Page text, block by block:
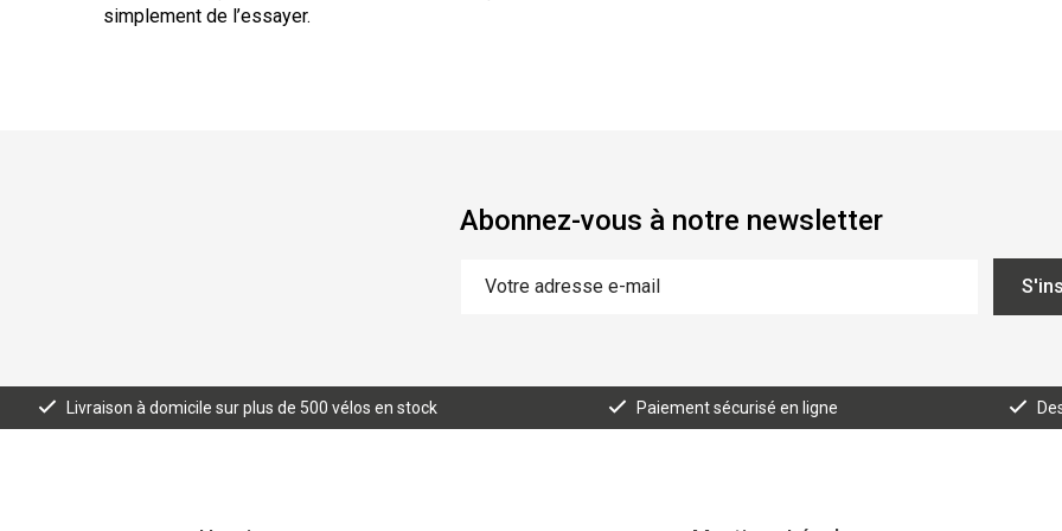
simplement de l’essayer.
Abonnez-vous à notre newsletter
Livraison à domicile sur plus de 500 vélos en stock Paiement sécurisé en ligne